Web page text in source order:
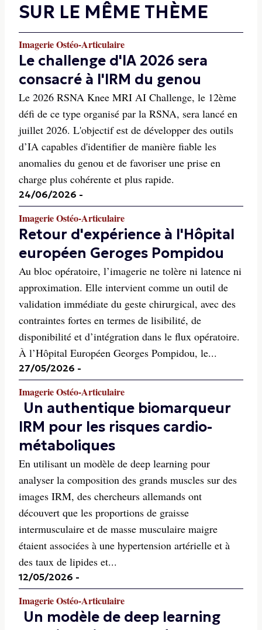
SUR LE MÊME THÈME
Imagerie Ostéo-Articulaire
Le challenge d'IA 2026 sera
consacré à l'IRM du genou
Le 2026 RSNA Knee MRI AI Challenge, le 12ème
défi de ce type organisé par la RSNA, sera lancé en
juillet 2026. L'objectif est de développer des outils
d’IA capables d'identifier de manière fiable les
anomalies du genou et de favoriser une prise en
charge plus cohérente et plus rapide.
24/06/2026 -
Imagerie Ostéo-Articulaire
Retour d'expérience à l'Hôpital
européen Geroges Pompidou
Au bloc opératoire, l’imagerie ne tolère ni latence ni
approximation. Elle intervient comme un outil de
validation immédiate du geste chirurgical, avec des
contraintes fortes en termes de lisibilité, de
disponibilité et d’intégration dans le flux opératoire.
À l’Hôpital Européen Georges Pompidou, le...
27/05/2026 -
Imagerie Ostéo-Articulaire
Un authentique biomarqueur
IRM pour les risques cardio-
métaboliques
En utilisant un modèle de deep learning pour
analyser la composition des grands muscles sur des
images IRM, des chercheurs allemands ont
découvert que les proportions de graisse
intermusculaire et de masse musculaire maigre
étaient associées à une hypertension artérielle et à
des taux de lipides et...
12/05/2026 -
Imagerie Ostéo-Articulaire
Un modèle de deep learning